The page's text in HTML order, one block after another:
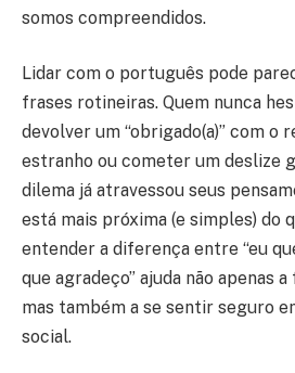
somos compreendidos.
Lidar com o português pode
frases rotineiras. Quem nunca
devolver um “obrigado(a)” com o
estranho ou cometer um deslize
dilema já atravessou seus
está mais próxima (e simples) do
entender a diferença entre “eu
que agradeço” ajuda não apenas
mas também a se sentir seguro
social.